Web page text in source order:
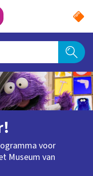
voor
Museum van